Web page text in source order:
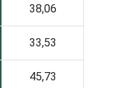
38,06
33,53
45,73